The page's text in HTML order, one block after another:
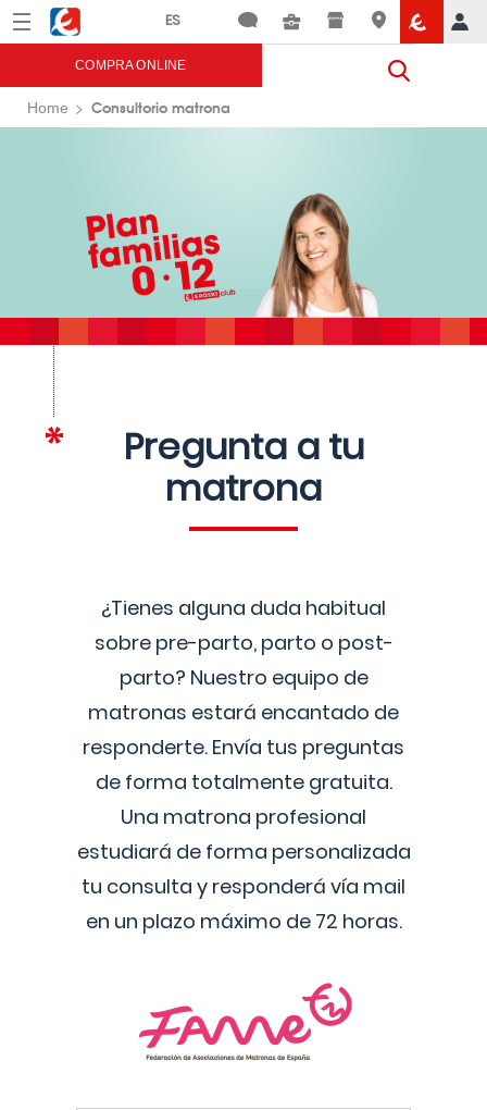
Menú Eroski
COMPRA ONLINE
Home Consultorio matrona
Pregunta a tu
matrona
¿Tienes alguna duda habitual
sobre pre-parto, parto o post-
parto? Nuestro equipo de
matronas estará encantado de
responderte. Envía tus preguntas
de forma totalmente gratuita.
Una matrona profesional
estudiará de forma personalizada
tu consulta y responderá vía mail
en un plazo máximo de 72 horas.